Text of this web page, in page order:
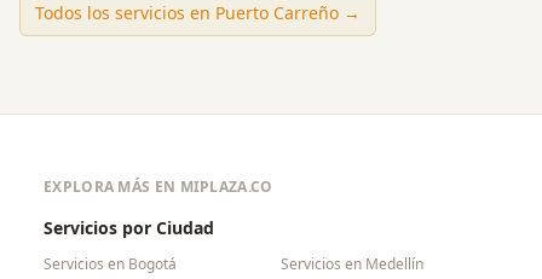
Todos los servicios en Puerto Carreño →
EXPLORA MÁS EN MIPLAZA.CO
Servicios por Ciudad
Servicios en Bogotá Servicios en Medellín